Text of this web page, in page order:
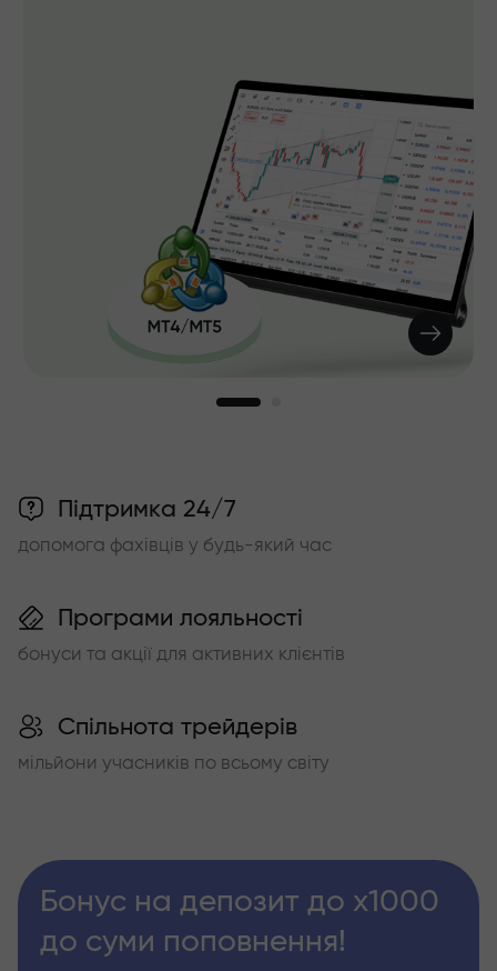
Підтримка 24/7
допомога фахівців у будь-який час
Програми лояльності
бонуси та акції для активних клієнтів
Спільнота трейдерів
мільйони учасників по всьому світу
Бонус на депозит до х1000
до суми поповнення!